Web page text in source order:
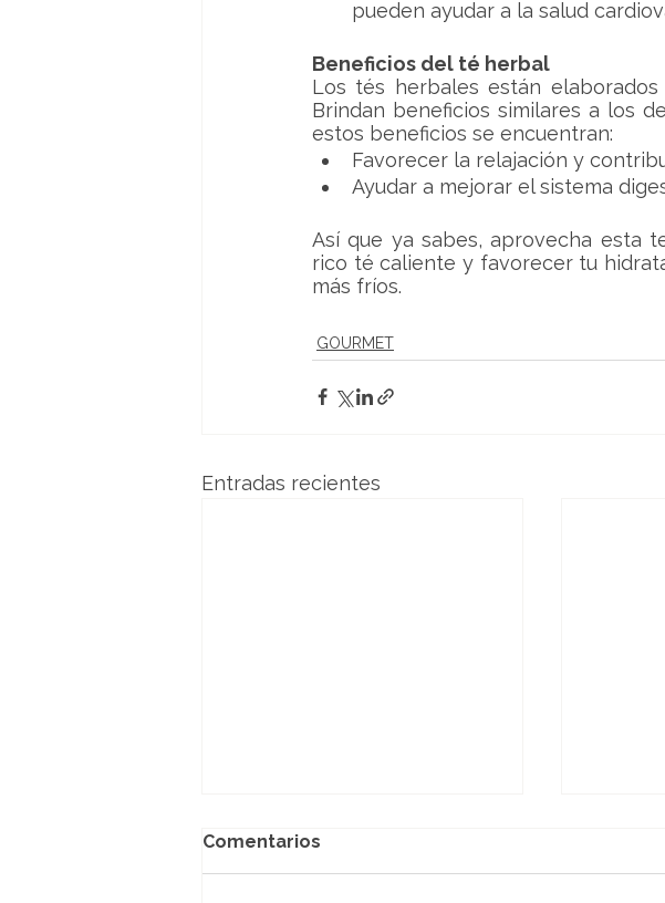
pueden ayudar a la salud
Beneficios del té herbal
Los tés herbales están
Brindan beneficios similares a los
estos beneficios se encuentran:
Favorecer la relajación y
Ayudar a mejorar el sistema
Así que ya sabes, aprovecha esta
rico té caliente y favorecer tu
más fríos.
GOURMET
Entradas recientes
Comentarios